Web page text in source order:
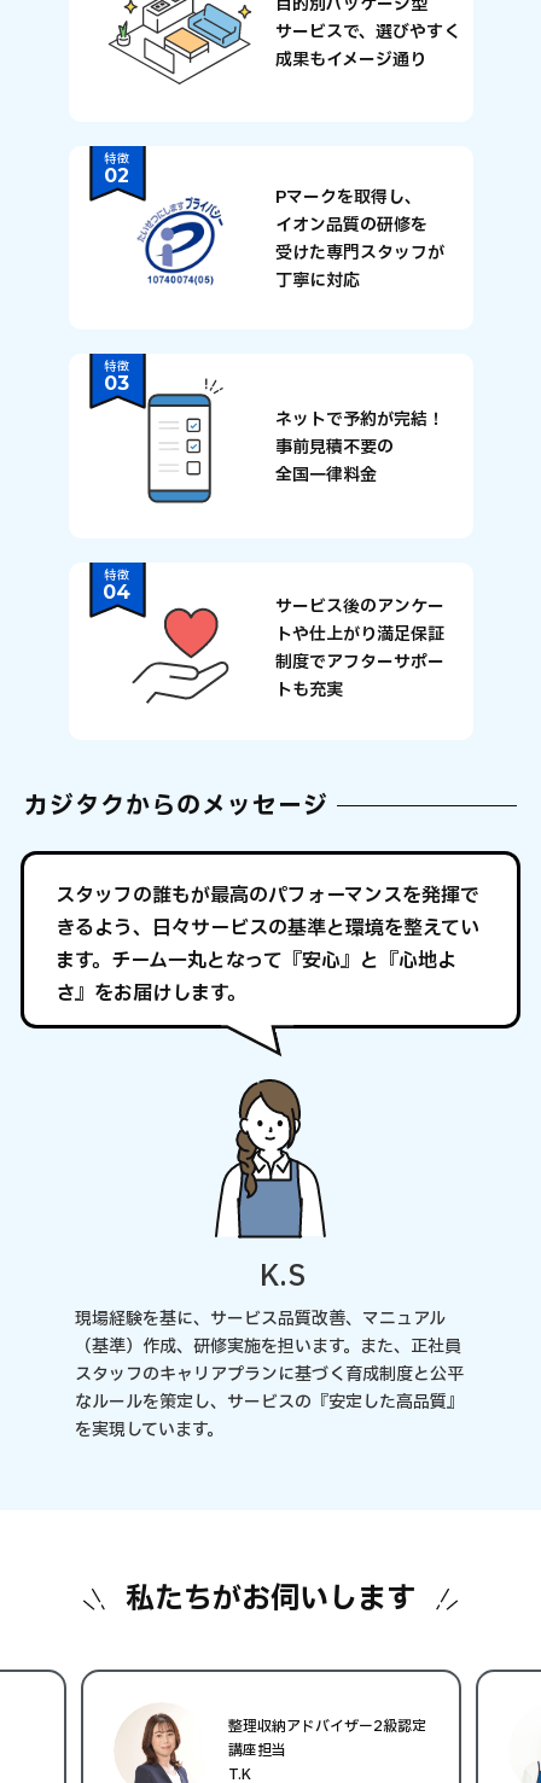
サービスで、選びやすく
成果もイメージ通り
特徴
02
Pマークを取得し、
イオン品質の研修を
受けた専門スタッフが
丁寧に対応
特徴
03
ネットで予約が完結！
事前見積不要の
全国一律料金
特徴
04
サービス後のアンケー
トや仕上がり満足保証
制度でアフターサポー
トも充実
カジタクからのメッセージ
スタッフの誰もが最高のパフォーマンスを発揮で
きるよう、日々サービスの基準と環境を整えてい
ます。チーム一丸となって『安心』と『心地よ
さ』をお届けします。
K.S
現場経験を基に、サービス品質改善、マニュアル
（基準）作成、研修実施を担います。また、正社員
スタッフのキャリアプランに基づく育成制度と公平
なルールを策定し、サービスの『安定した高品質』
を実現しています。
私たちがお伺いします
整理収納アドバイザー2級認定
講座担当
T.K